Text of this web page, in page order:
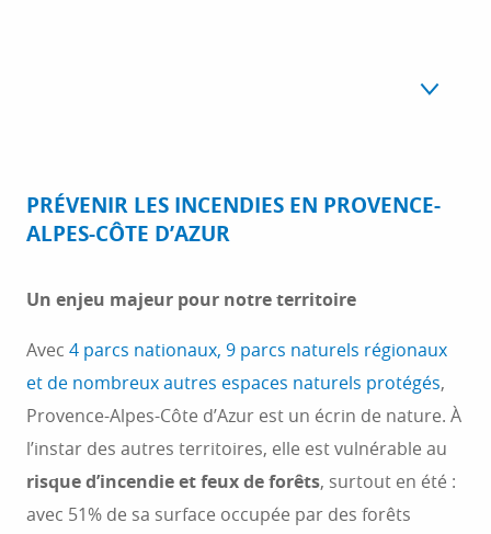
01
02 S'informer
PRÉVENIR LES INCENDIES EN PROVENCE-
ALPES-CÔTE D’AZUR
Un enjeu majeur pour notre territoire
Avec 4 parcs nationaux, 9 parcs naturels régionaux
et de nombreux autres espaces naturels protégés,
Provence-Alpes-Côte d’Azur est un écrin de nature. À
l’instar des autres territoires, elle est vulnérable au
risque d’incendie et feux de forêts, surtout en été :
avec 51% de sa surface occupée par des forêts